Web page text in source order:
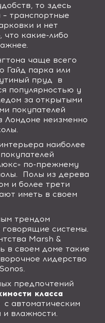
то здесь
транспортные
и нет
что какие-либо
чаще всего
Гайд парка или
утиный пруд
в
популярностью у
за открытыми
покупателей
Лондоне неизменно
наиболее
по-прежнему
Полы из дерева
и более трети
иметь в своем
трендом
системы.
Marsh &
в своем доме такие
лидерство
Sonos.
предпочтений
класса
с автоматическим
и влажности.